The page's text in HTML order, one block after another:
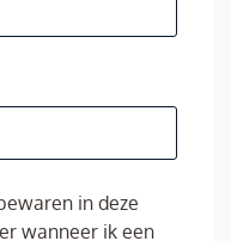
in deze
wanneer ik een